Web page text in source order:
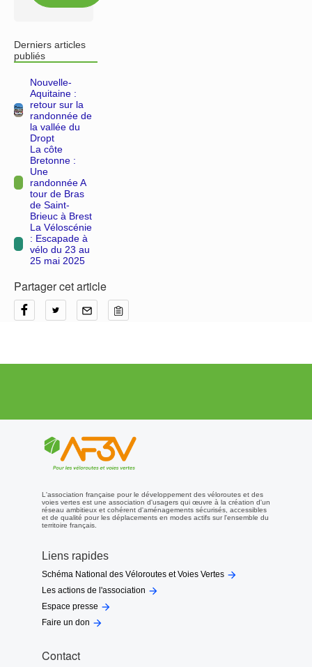
Derniers articles
publiés
Nouvelle-
Aquitaine :
retour sur la
randonnée de
la vallée du
Dropt
La côte
Bretonne :
Une
randonnée A
tour de Bras
de Saint-
Brieuc à Brest
La Véloscénie
: Escapade à
vélo du 23 au
25 mai 2025
Partager cet article
L'association française pour le développement des véloroutes et des
voies vertes est une association d'usagers qui œuvre à la création d'un
réseau ambitieux et cohérent d'aménagements sécurisés, accessibles
et de qualité pour les déplacements en modes actifs sur l'ensemble du
territoire français.
Liens rapides
Schéma National des Véloroutes et Voies Vertes 
Les actions de l'association 
Espace presse 
Faire un don 
Contact